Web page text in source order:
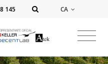
145‬ CA